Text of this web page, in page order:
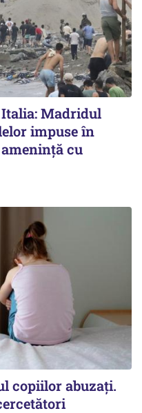
Madridul
impuse în
cu
copiilor abuzați.